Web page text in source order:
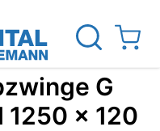
View
G
1250 x 120